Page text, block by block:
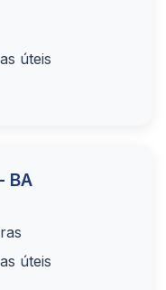
úteis
BA
úteis